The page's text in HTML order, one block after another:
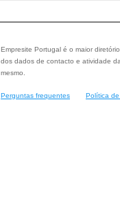
Empresite Portugal é o maior
dos dados de contacto e atividade
mesmo.
Perguntas frequentes Política